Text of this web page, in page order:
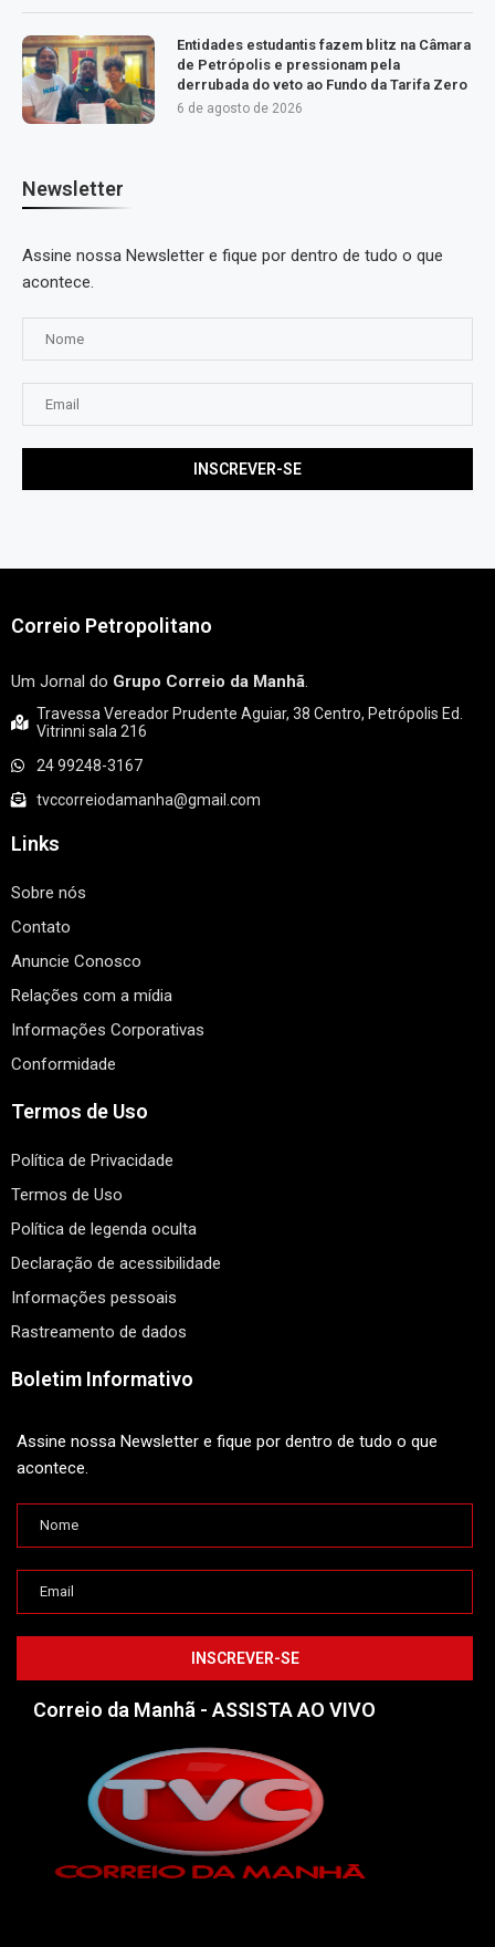
Entidades estudantis fazem blitz na Câmara
de Petrópolis e pressionam pela
derrubada do veto ao Fundo da Tarifa Zero
6 de agosto de 2026
Newsletter
Assine nossa Newsletter e fique por dentro de tudo o que
acontece.
Correio Petropolitano
Um Jornal do Grupo Correio da Manhã.
Travessa Vereador Prudente Aguiar, 38 Centro, Petrópolis Ed.
Vitrinni sala 216
24 99248-3167
tvccorreiodamanha@gmail.com
Links
Sobre nós
Contato
Anuncie Conosco
Relações com a mídia
Informações Corporativas
Conformidade
Termos de Uso
Política de Privacidade
Termos de Uso
Política de legenda oculta
Declaração de acessibilidade
Informações pessoais
Rastreamento de dados
Boletim Informativo
Assine nossa Newsletter e fique por dentro de tudo o que
acontece.
Correio da Manhã - ASSISTA AO VIVO